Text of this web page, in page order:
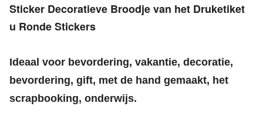
Sticker Decoratieve Broodje van het Druketiket
u Ronde Stickers
Ideaal voor bevordering, vakantie, decoratie,
bevordering, gift, met de hand gemaakt, het
scrapbooking, onderwijs.